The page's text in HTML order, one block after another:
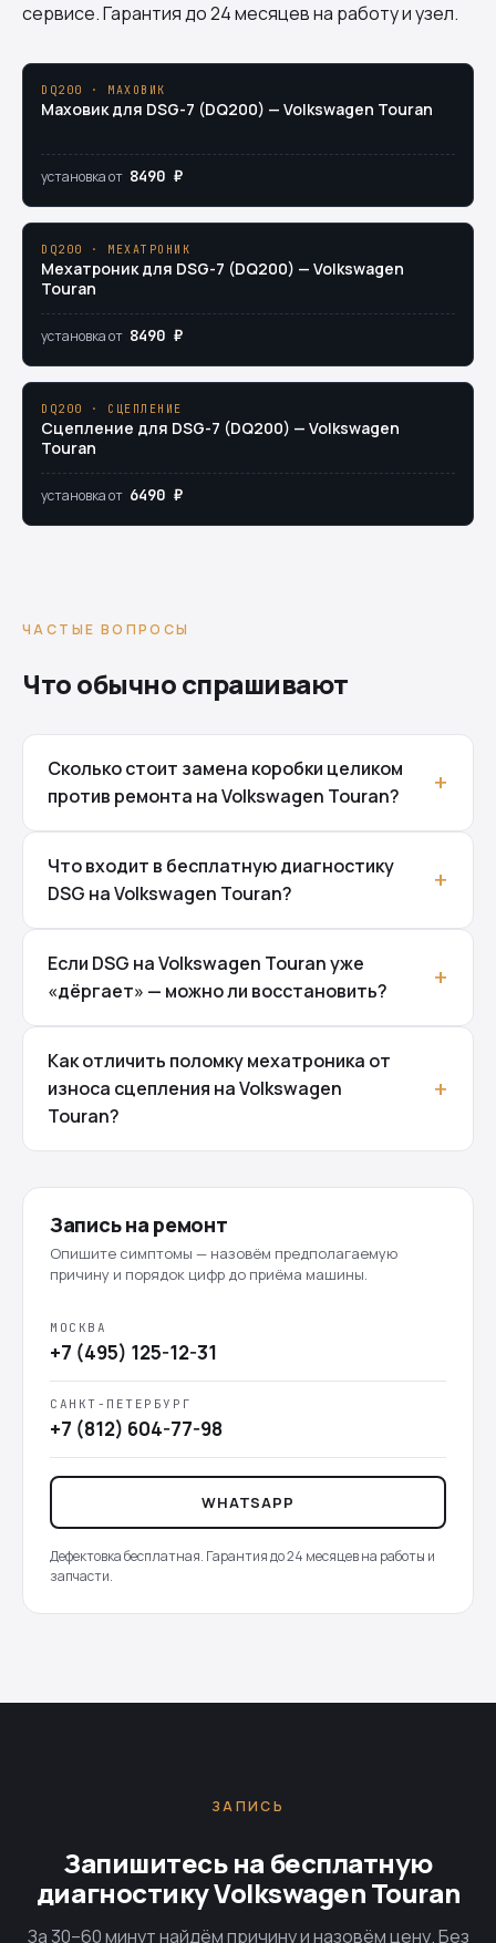
сервисе. Гарантия до 24 месяцев на работу и узел.
DQ200 · МАХОВИК
Маховик для DSG-7 (DQ200) — Volkswagen Touran
установка от 8490 ₽
DQ200 · МЕХАТРОНИК
Мехатроник для DSG-7 (DQ200) — Volkswagen
Touran
установка от 8490 ₽
DQ200 · СЦЕПЛЕНИЕ
Сцепление для DSG-7 (DQ200) — Volkswagen
Touran
установка от 6490 ₽
ЧАСТЫЕ ВОПРОСЫ
Что обычно спрашивают
Сколько стоит замена коробки целиком
против ремонта на Volkswagen Touran?
Что входит в бесплатную диагностику
DSG на Volkswagen Touran?
Если DSG на Volkswagen Touran уже
«дёргает» — можно ли восстановить?
Как отличить поломку мехатроника от
износа сцепления на Volkswagen
Touran?
Запись на ремонт
Опишите симптомы — назовём предполагаемую
причину и порядок цифр до приёма машины.
МОСКВА
+7 (495) 125-12-31
САНКТ-ПЕТЕРБУРГ
+7 (812) 604-77-98
WHATSAPP
Дефектовка бесплатная. Гарантия до 24 месяцев на работы и
запчасти.
ЗАПИСЬ
Запишитесь на бесплатную
диагностику Volkswagen Touran
За 30–60 минут найдём причину и назовём цену. Без